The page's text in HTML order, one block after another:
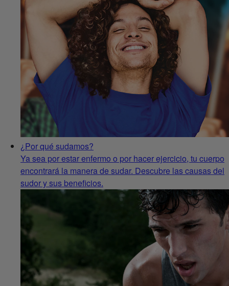
¿Por qué sudamos?
Ya sea por estar enfermo o por hacer ejercicio, tu cuerpo
encontrará la manera de sudar. Descubre las causas del
sudor y sus beneficios.